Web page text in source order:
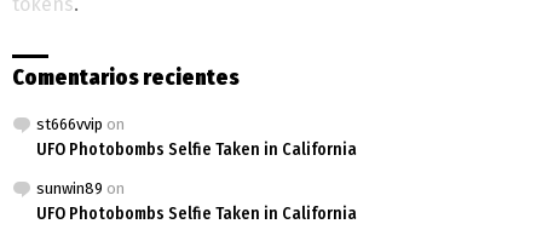
Comentarios recientes
st666vvip on
UFO Photobombs Selfie Taken in California
sunwin89 on
UFO Photobombs Selfie Taken in California